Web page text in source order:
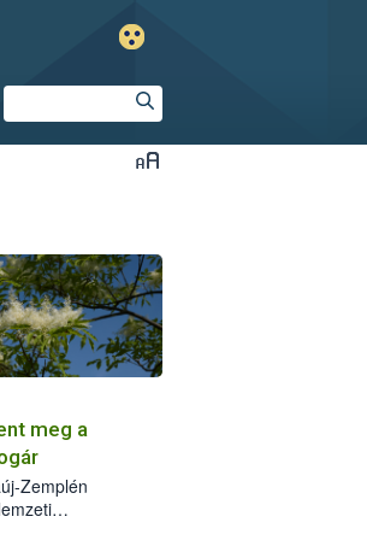
meg a
Zemplén
(Nébih) a